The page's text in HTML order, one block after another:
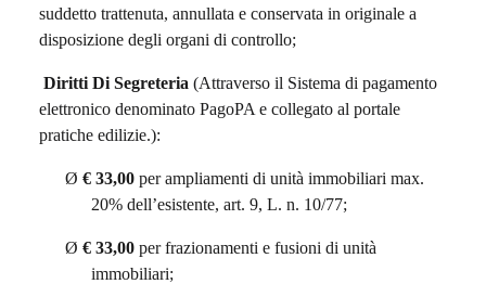
suddetto trattenuta, annullata e conservata in originale a
disposizione degli organi di controllo;
Diritti Di Segreteria (Attraverso il Sistema di pagamento
elettronico denominato PagoPA e collegato al portale
pratiche edilizie.):
Ø € 33,00 per ampliamenti di unità immobiliari max.
20% dell’esistente, art. 9, L. n. 10/77;
Ø € 33,00 per frazionamenti e fusioni di unità
immobiliari;